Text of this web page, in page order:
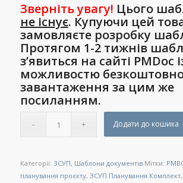
Зверніть увагу! Цього
не існує. Купуючи цей
замовляєте розробку
Протягом 1-2 тижнів
з’явиться на сайті PMDoc
можливостю
завантаження за цим же
посиланням.
Додати до кошика
Категорії: ЗСУП, Шаблони документів Мітки:
планування проєкту, ЗСУП.Планування.Комплект,